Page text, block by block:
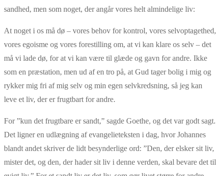
sandhed, men som noget, der angår vores helt almindelige liv:
At noget i os må dø – vores behov for kontrol, vores selvoptagethed,
vores egoisme og vores forestilling om, at vi kan klare os selv – det
må vi lade dø, for at vi kan være til glæde og gavn for andre. Ikke
som en præstation, men ud af en tro på, at Gud tager bolig i mig og
rykker mig fri af mig selv og min egen selvkredsning, så jeg kan
leve et liv, der er frugtbart for andre.
For ”kun det frugtbare er sandt,” sagde Goethe, og det var godt sagt.
Det ligner en udlægning af evangelieteksten i dag, hvor Johannes
blandt andet skriver de lidt besynderlige ord: ”Den, der elsker sit liv,
mister det, og den, der hader sit liv i denne verden, skal bevare det til